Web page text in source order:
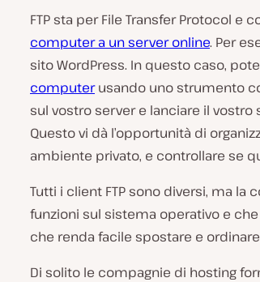
FTP sta per File Transfer Protocol e
computer a un server online. Per
sito WordPress. In questo caso,
computerusando uno strumento
sul vostro server e lanciare il
Questo vi dà l’opportunità di
ambiente privato, e controllare se
Tutti i client FTP sono diversi, ma
funzioni sul sistema operativo e
che renda facile spostare e
Di solito le compagnie di hosting